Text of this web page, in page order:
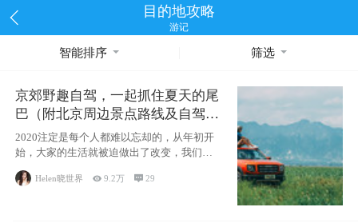
目的地攻略
游记
智能排序 筛选
京郊野趣自驾，一起抓住夏天的尾
巴（附北京周边景点路线及自驾攻
略）
2020注定是每个人都难以忘却的，从年初开
始，大家的生活就被迫做出了改变，我们也
不例外。本来双双辞职是为
Helen晓世界 9.2万 29